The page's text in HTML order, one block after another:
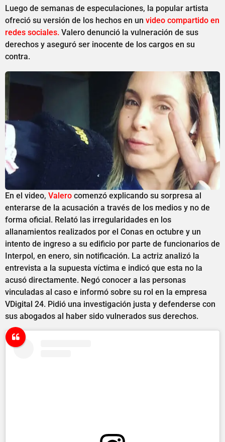
Luego de semanas de especulaciones, la popular artista
ofreció su versión de los hechos en un video compartido en
redes sociales. Valero denunció la vulneración de sus
derechos y aseguró ser inocente de los cargos en su
contra.
En el video, Valero comenzó explicando su sorpresa al
enterarse de la acusación a través de los medios y no de
forma oficial. Relató las irregularidades en los
allanamientos realizados por el Conas en octubre y un
intento de ingreso a su edificio por parte de funcionarios de
Interpol, en enero, sin notificación. La actriz analizó la
entrevista a la supuesta víctima e indicó que esta no la
acusó directamente. Negó conocer a las personas
vinculadas al caso e informó sobre su rol en la empresa
VDigital 24. Pidió una investigación justa y defenderse con
sus abogados al haber sido vulnerados sus derechos.